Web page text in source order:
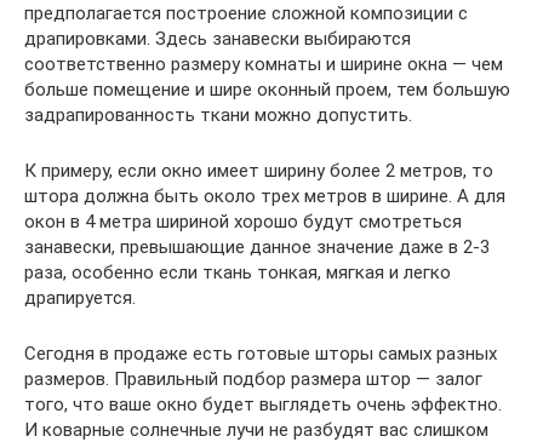
предполагается построение сложной композиции с
драпировками. Здесь занавески выбираются
соответственно размеру комнаты и ширине окна — чем
больше помещение и шире оконный проем, тем большую
задрапированность ткани можно допустить.
К примеру, если окно имеет ширину более 2 метров, то
штора должна быть около трех метров в ширине. А для
окон в 4 метра шириной хорошо будут смотреться
занавески, превышающие данное значение даже в 2-3
раза, особенно если ткань тонкая, мягкая и легко
драпируется.
Сегодня в продаже есть готовые шторы самых разных
размеров. Правильный подбор размера штор — залог
того, что ваше окно будет выглядеть очень эффектно.
И коварные солнечные лучи не разбудят вас слишком